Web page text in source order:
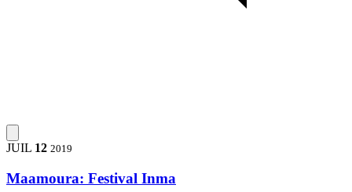
JUIL 12 2019
Maamoura: Festival Inma